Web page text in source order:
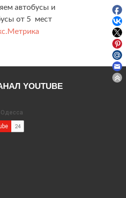
автобусы и
от 5 мест
YOUTUBE